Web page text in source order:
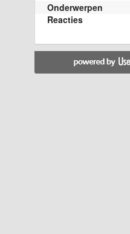
Onderwerpen
Reacties